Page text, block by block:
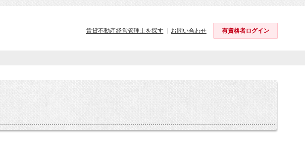
賃貸不動産経営管理士を探す お問い合わせ 有資格者ログイン